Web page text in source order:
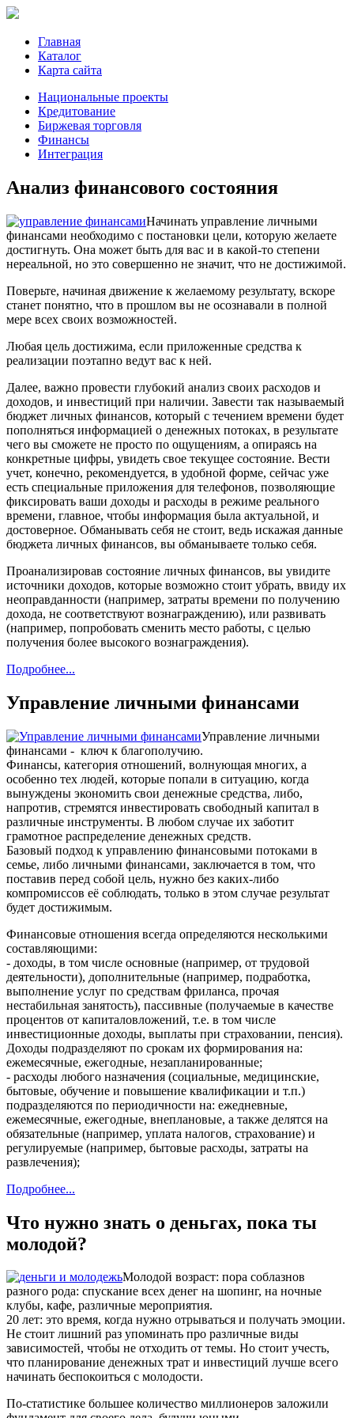
Главная
Каталог
Карта сайта
Национальные проекты
Кредитование
Биржевая торговля
Финансы
Интеграция
Анализ финансового состояния
Начинать управление личными
финансами необходимо с постановки цели, которую желаете
достигнуть. Она может быть для вас и в какой-то степени
нереальной, но это совершенно не значит, что не достижимой.
Поверьте, начиная движение к желаемому результату, вскоре
станет понятно, что в прошлом вы не осознавали в полной
мере всех своих возможностей.
Любая цель достижима, если приложенные средства к
реализации поэтапно ведут вас к ней.
Далее, важно провести глубокий анализ своих расходов и
доходов, и инвестиций при наличии. Завести так называемый
бюджет личных финансов, который с течением времени будет
пополняться информацией о денежных потоках, в результате
чего вы сможете не просто по ощущениям, а опираясь на
конкретные цифры, увидеть свое текущее состояние. Вести
учет, конечно, рекомендуется, в удобной форме, сейчас уже
есть специальные приложения для телефонов, позволяющие
фиксировать ваши доходы и расходы в режиме реального
времени, главное, чтобы информация была актуальной, и
достоверное. Обманывать себя не стоит, ведь искажая данные
бюджета личных финансов, вы обманываете только себя.
Проанализировав состояние личных финансов, вы увидите
источники доходов, которые возможно стоит убрать, ввиду их
неоправданности (например, затраты времени по получению
дохода, не соответствуют вознаграждению), или развивать
(например, попробовать сменить место работы, с целью
получения более высокого вознаграждения).
Подробнее...
Управление личными финансами
Управление личными
финансами - ключ к благополучию.
Финансы, категория отношений, волнующая многих, а
особенно тех людей, которые попали в ситуацию, когда
вынуждены экономить свои денежные средства, либо,
напротив, стремятся инвестировать свободный капитал в
различные инструменты. В любом случае их заботит
грамотное распределение денежных средств.
Базовый подход к управлению финансовыми потоками в
семье, либо личными финансами, заключается в том, что
поставив перед собой цель, нужно без каких-либо
компромиссов её соблюдать, только в этом случае результат
будет достижимым.
Финансовые отношения всегда определяются несколькими
составляющими:
- доходы, в том числе основные (например, от трудовой
деятельности), дополнительные (например, подработка,
выполнение услуг по средствам фриланса, прочая
нестабильная занятость), пассивные (получаемые в качестве
процентов от капиталовложений, т.е. в том числе
инвестиционные доходы, выплаты при страховании, пенсия).
Доходы подразделяют по срокам их формирования на:
ежемесячные, ежегодные, незапланированные;
- расходы любого назначения (социальные, медицинские,
бытовые, обучение и повышение квалификации и т.п.)
подразделяются по периодичности на: ежедневные,
ежемесячные, ежегодные, внеплановые, а также делятся на
обязательные (например, уплата налогов, страхование) и
регулируемые (например, бытовые расходы, затраты на
развлечения);
Подробнее...
Что нужно знать о деньгах, пока ты
молодой?
Молодой возраст: пора соблазнов
разного рода: спускание всех денег на шопинг, на ночные
клубы, кафе, различные мероприятия.
20 лет: это время, когда нужно отрываться и получать эмоции.
Не стоит лишний раз упоминать про различные виды
зависимостей, чтобы не отходить от темы. Но стоит учесть,
что планирование денежных трат и инвестиций лучше всего
начинать беспокоиться с молодости.
По-статистике большее количество миллионеров заложили